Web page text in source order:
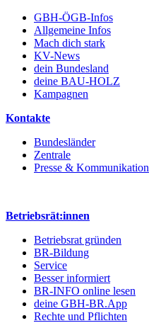
GBH-ÖGB-Infos
Allgemeine Infos
Mach dich stark
KV-News
dein Bundesland
deine BAU-HOLZ
Kampagnen
Kontakte
Bundesländer
Zentrale
Presse & Kommunikation
Betriebsrät:innen
Betriebsrat gründen
BR-Bildung
Service
Besser informiert
BR-INFO online lesen
deine GBH-BR.App
Rechte und Pflichten